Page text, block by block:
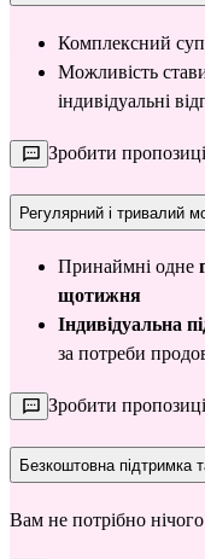
Комплексний
Можливість
індивідуальні
Зробити
Регулярний і тривалий
Принаймні одне
щотижня
Індивідуальна
за потреби
Зробити
Безкоштовна підтримка
Вам не потрібно